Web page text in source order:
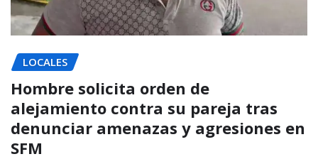
LOCALES
Hombre solicita orden de
alejamiento contra su pareja tras
denunciar amenazas y agresiones en
SFM